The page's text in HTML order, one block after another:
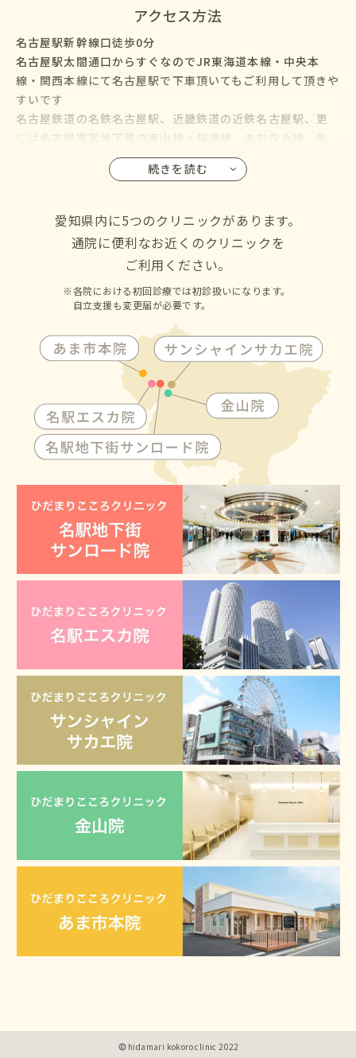
アクセス方法
名古屋駅新幹線口徒歩0分
名古屋駅太閤通口からすぐなのでJR東海道本線・中央本
線・関西本線にて名古屋駅で下車頂いてもご利用して頂きや
すいです
名古屋鉄道の名鉄名古屋駅、近畿鉄道の近鉄名古屋駅、更
には名古屋市営地下鉄の東山線・桜通線、あおなみ線、名
鉄バス・名古屋市営バスも名古屋駅に乗り入れているので、
名古屋市の千種区・東区・北区・西区・中村区・中区・昭
区・名東区・天白区にお住いの方からも通院して頂けます
続きを読む
愛知県内に5つのクリニックがあります。
通院に便利なお近くのクリニックを
ご利用ください。
各院における初回診療では初診扱いになります。
自立支援も変更届が必要です。
hidamari kokoro clinic 2022